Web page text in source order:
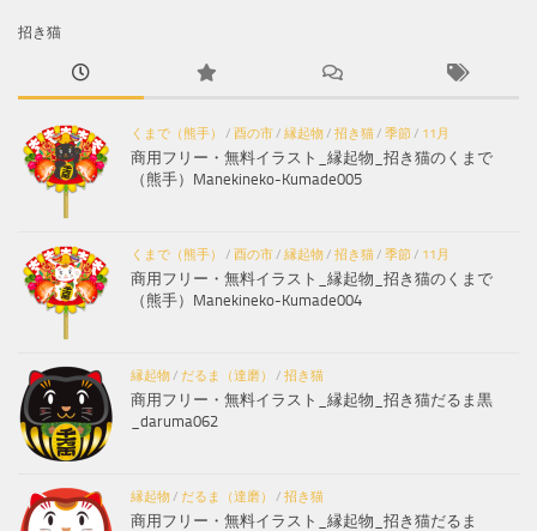
招き猫
くまで（熊手） / 酉の市/ 縁起物/ 招き猫/ 季節/ 11月
商用フリー・無料イラスト_縁起物_招き猫のくまで
（熊手）Manekineko-Kumade005
くまで（熊手） / 酉の市/ 縁起物/ 招き猫/ 季節/ 11月
商用フリー・無料イラスト_縁起物_招き猫のくまで
（熊手）Manekineko-Kumade004
縁起物/ だるま（達磨） / 招き猫
商用フリー・無料イラスト_縁起物_招き猫だるま黒
_daruma062
縁起物/ だるま（達磨） / 招き猫
商用フリー・無料イラスト_縁起物_招き猫だるま